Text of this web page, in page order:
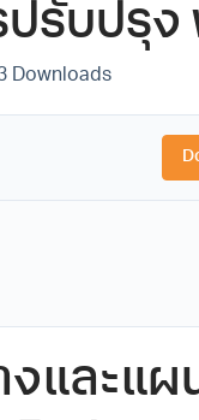
รับปรุง
Downloads
งและแ